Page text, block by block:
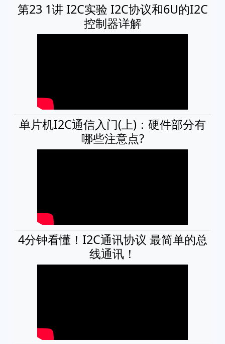
第23 1讲 I2C实验 I2C协议和6U的I2C
控制器详解
单片机I2C通信入门(上)：硬件部分有
哪些注意点?
4分钟看懂！I2C通讯协议 最简单的总
线通讯！